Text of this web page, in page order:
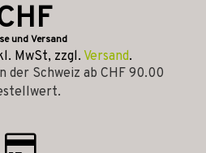
und Versand
MwSt, zzgl. Versand.
der Schweiz ab CHF 90.00